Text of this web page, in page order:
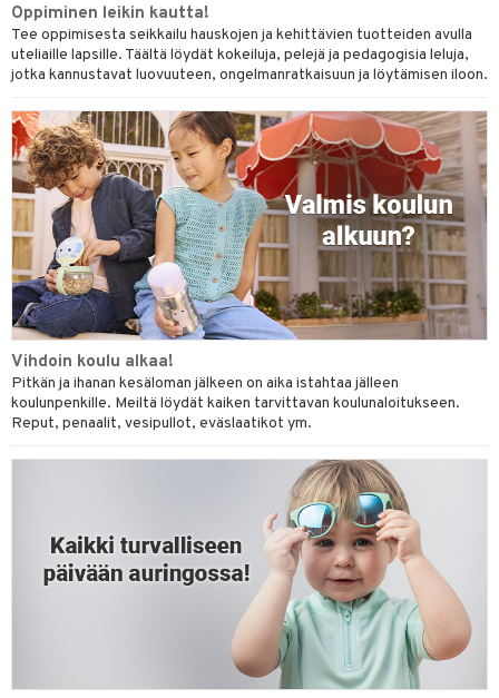
Oppiminen leikin kautta!
Tee oppimisesta seikkailu hauskojen ja kehittävien tuotteiden avulla
uteliaille lapsille. Täältä löydät kokeiluja, pelejä ja pedagogisia leluja,
jotka kannustavat luovuuteen, ongelmanratkaisuun ja löytämisen iloon.
Vihdoin koulu alkaa!
Pitkän ja ihanan kesäloman jälkeen on aika istahtaa jälleen
koulunpenkille. Meiltä löydät kaiken tarvittavan koulunaloitukseen.
Reput, penaalit, vesipullot, eväslaatikot ym.